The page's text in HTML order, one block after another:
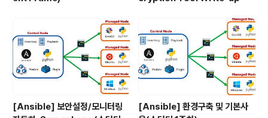
[Ansible] 보안설정/모니터링
[Ansible] 환경구축 및 기본사